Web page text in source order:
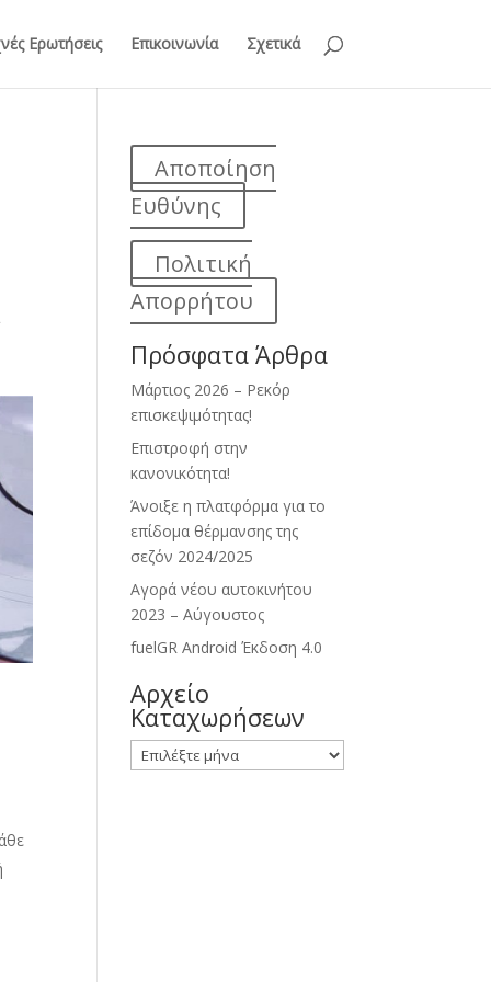
Ερωτήσεις Επικοινωνία Σχετικά
Αποποίηση
Ευθύνης
Πολιτική
Απορρήτου
Πρόσφατα Άρθρα
Μάρτιος 2026 – Ρεκόρ
επισκεψιμότητας!
Επιστροφή στην
κανονικότητα!
Άνοιξε η πλατφόρμα για το
επίδομα θέρμανσης της
σεζόν 2024/2025
Αγορά νέου αυτοκινήτου
2023 – Αύγουστος
fuelGR Android Έκδοση 4.0
Αρχείο
Καταχωρήσεων
Αρχείο
Καταχωρήσεων